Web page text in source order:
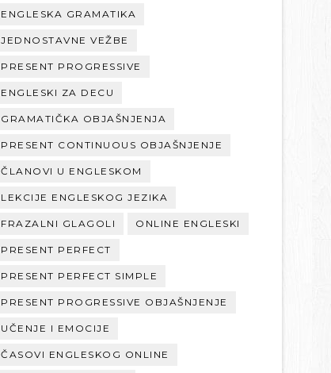
ENGLESKA GRAMATIKA
JEDNOSTAVNE VEŽBE
PRESENT PROGRESSIVE
ENGLESKI ZA DECU
GRAMATIČKA OBJAŠNJENJA
PRESENT CONTINUOUS OBJAŠNJENJE
ČLANOVI U ENGLESKOM
LEKCIJE ENGLESKOG JEZIKA
FRAZALNI GLAGOLI ONLINE ENGLESKI
PRESENT PERFECT
PRESENT PERFECT SIMPLE
PRESENT PROGRESSIVE OBJAŠNJENJE
UČENJE I EMOCIJE
ČASOVI ENGLESKOG ONLINE